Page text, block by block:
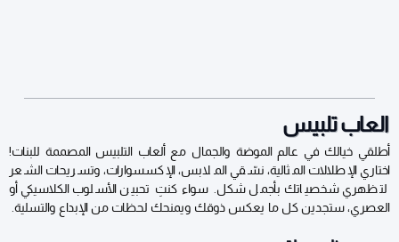
العاب تلبيس
أطلقي خيالك في عالم الموضة والجمال مع ألعاب التلبيس المصممة للبنات!
اختاري الإطلالات المثالية، نسّقي الملابس، الإكسسوارات، وتسريحات الشعر
لتظهري شخصياتك بأجمل شكل. سواء كنتِ تحبين الأسلوب الكلاسيكي أو
العصري، ستجدين كل ما يعكس ذوقك ويمنحك لحظات من الإبداع والتسلية.